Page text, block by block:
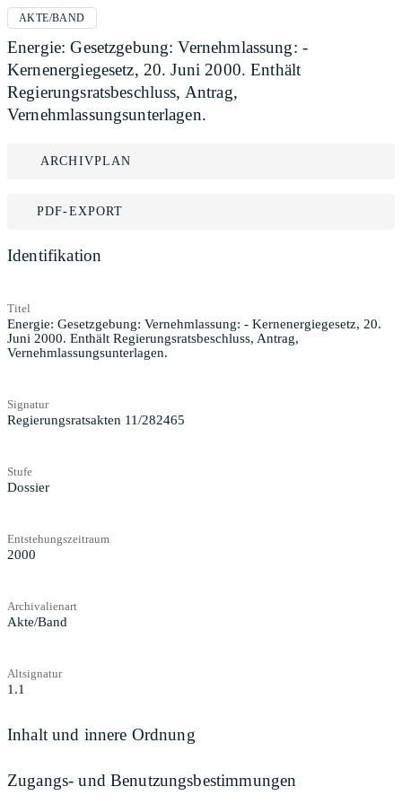
AKTE/BAND
Energie: Gesetzgebung: Vernehmlassung: -
Kernenergiegesetz, 20. Juni 2000. Enthält
Regierungsratsbeschluss, Antrag,
Vernehmlassungsunterlagen.
ARCHIVPLAN
PDF-EXPORT
Identifikation
Titel
Energie: Gesetzgebung: Vernehmlassung: - Kernenergiegesetz, 20.
Juni 2000. Enthält Regierungsratsbeschluss, Antrag,
Vernehmlassungsunterlagen.
Signatur
Regierungsratsakten 11/282465
Stufe
Dossier
Entstehungszeitraum
2000
Archivalienart
Akte/Band
Altsignatur
1.1
Inhalt und innere Ordnung
Zugangs- und Benutzungsbestimmungen